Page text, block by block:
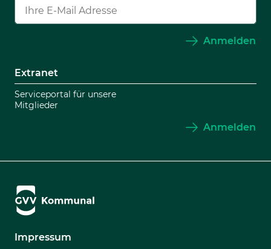
Anmelden
Extranet
Serviceportal für unsere
Mitglieder
Anmelden
Impressum